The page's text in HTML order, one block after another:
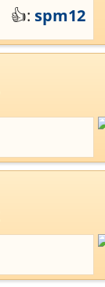
👍: spm12